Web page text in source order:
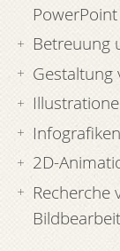
PowerPoint
Betreuung
Gestaltung
Infografiken
2D-
Recherche